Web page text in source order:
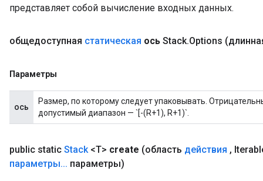
представляет собой вычисление входных данных.
общедоступная статическая ось Stack.Options
Параметры
ось
Размер, по которому следует упаковывать.
допустимый диапазон — `[-(R+1), R+1)`.
public static Stack<T> create (область действия ,
параметры... параметры)